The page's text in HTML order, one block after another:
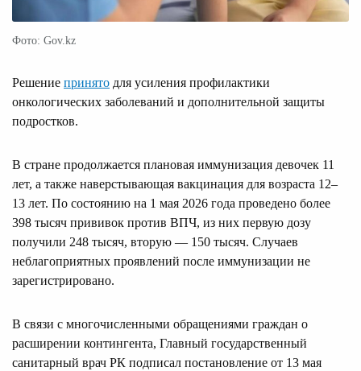
Фото: Gov.kz
Решение принято для усиления профилактики
онкологических заболеваний и дополнительной защиты
подростков.
В стране продолжается плановая иммунизация девочек 11
лет, а также наверстывающая вакцинация для возраста 12–
13 лет. По состоянию на 1 мая 2026 года проведено более
398 тысяч прививок против ВПЧ, из них первую дозу
получили 248 тысяч, вторую — 150 тысяч. Случаев
неблагоприятных проявлений после иммунизации не
зарегистрировано.
В связи с многочисленными обращениями граждан о
расширении контингента, Главный государственный
санитарный врач РК подписал постановление от 13 мая